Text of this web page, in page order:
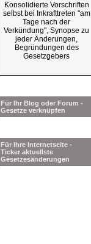
Konsolidierte Vorschriften
selbst bei Inkrafttreten "am
Tage nach der
Verkündung", Synopse zu
jeder Änderungen,
Begründungen des
Gesetzgebers
Für Ihr Blog oder Forum -
Gesetze verknüpfen
Für Ihre Internetseite -
Ticker aktuellste
Gesetzesänderungen